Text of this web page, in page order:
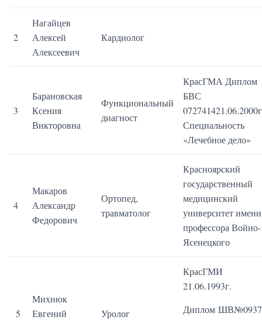
2
Нагайцев
Алексей
Алексеевич
Кардиолог
3
Барановская
Ксения
Викторовна
Функциональный
диагност
КрасГМА Диплом
БВС
Специальность
«Лечебное дело»
4
Макаров
Александр
Федорович
Ортопед,
травматолог
Красноярский
государственный
медицинский
университет имени
профессора Войно-
Ясенецкого
5
Михнюк
Евгений
Уролог
КрасГМИ
21.06.1993г.
Диплом